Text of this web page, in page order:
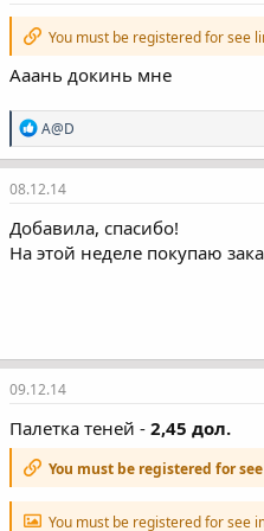
You must be registered for see
Ааань докинь мне
Р
е
а
к
і
ї
:
A@D
08.12.14
Добавила, спасибо!
На этой неделе покупаю
09.12.14
Палетка теней - 2,45 дол.
You must be registered for
You must be registered for see